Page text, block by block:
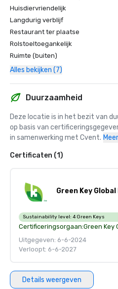
Huisdiervriendelijk
Langdurig verblijf
Restaurant ter plaatse
Rolstoeltoegankelijk
Ruimte (buiten)
Alles bekijken (7)
Duurzaamheid
Deze locatie is in het bezit van
op basis van
in samenwerking met Cvent.
Certificaten (1)
Green Key
Sustainability level: 4 Green Keys
Certificeringsorgaan:Green Key
Uitgegeven: 6-6-2024
Verloopt: 6-6-2027
Details weergeven